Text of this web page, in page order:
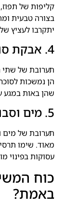
קליפות של
בצורה טבעית
יתקרבו לעציץ
4. אבקת סודה לשתייה ואבקת סוכר
תערובת של שתי
הן נמשכות
שהן באות במגע
5. מים וסבון, פשוט, לא מסובך
תערובת של מים
מאוד. שימו
עסוקות בפינוי
כוח
באמת?